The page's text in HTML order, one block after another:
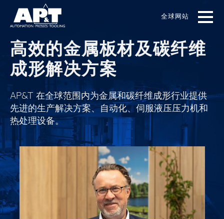
main
content
全球网站
高效的金属板材及碳纤维
成形解决方案
AP&T 在全球范围内为金属和碳纤维成形行业提供
先进的生产解决方案、自动化、伺服液压压力机和
热处理设备。